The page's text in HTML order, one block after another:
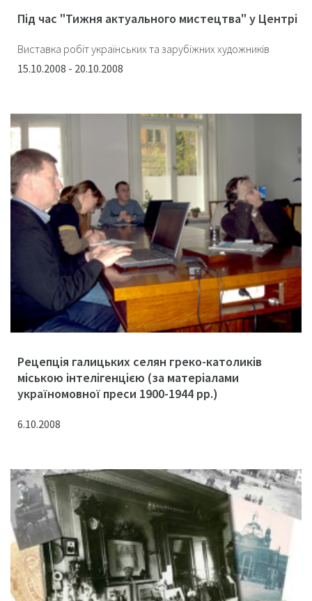
Під час "Тижня актуального мистецтва" у Центрі
Виставка робіт українських та зарубіжних художників
15.10.2008 - 20.10.2008
Рецепція галицьких селян греко-католиків
міською інтелігенцією (за матеріалами
україномовної преси 1900-1944 рр.)
6.10.2008